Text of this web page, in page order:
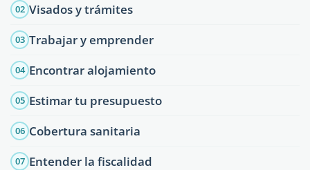
02 Visados y trámites
03 Trabajar y emprender
04 Encontrar alojamiento
05 Estimar tu presupuesto
06 Cobertura sanitaria
07 Entender la fiscalidad